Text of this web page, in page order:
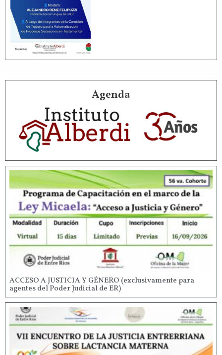
Agenda
ACCESO A JUSTICIA Y GÉNERO (exclusivamente para
agentes del Poder Judicial de ER)